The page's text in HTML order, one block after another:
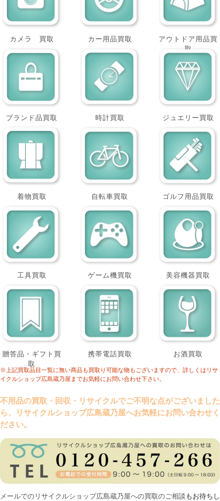
カメラ 買取 カー用品買取
アウトドア用品買
取
ブランド品買取 時計買取 ジュエリー買取
着物買取 自転車買取 ゴルフ用品買取
工具買取 ゲーム機買取 美容機器買取
贈答品・ギフト買
取
携帯電話買取 お酒買取
※上記買取品目一覧に無い商品も買取り可能な物もございますので、詳しくはリサ
イクルショップ広島蔵乃屋までお気軽にお問い合わせ下さい。
不用品の買取・回収・リサイクルでご不明な点がございました
ら、リサイクルショップ広島蔵乃屋へお気軽にお問い合わせく
ださい。
メールでのリサイクルショップ広島蔵乃屋への買取のご相談もお待ちし